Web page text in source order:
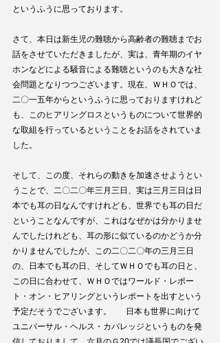
というふうに思っております。
さて、本日は新生児の難聴から高齢者の難聴までお
話をさせていただきましたが、実は、青年期のイヤ
ホンなどによる騒音による難聴というのも大きな社
会問題となりつつございます。現在、ＷＨＯでは、
二〇一五年からというふうに思っておりますけれど
も、このヒアリングロスというものについて世界的
な取組を行っているということをお話をされていま
した。
そして、この度、それらの動きを加速させようとい
うことで、二〇二〇年三月三日、実は三月三日は日
本でも耳の日なんですけれども、世界でも耳の日だ
ということなんですが、これはなぜかは分かりませ
んでしたけれども、耳の形に似ているのかどうか分
かりませんでしたが、この二〇二〇年の三月三日
の、日本でも耳の日、そしてＷＨＯでも耳の日と、
この日に合わせて、ＷＨＯではワールド・レポー
ト・オン・ヒアリングというレポートを出すという
予定だそうでございます。   　日本も世界に向けて
ユニバーサル・ヘルス・カバレッジというものを発